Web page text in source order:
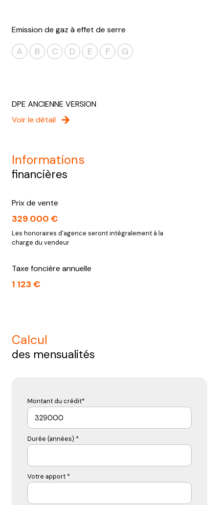
Emission de gaz à effet de serre
A B C D E F G
DPE ANCIENNE VERSION
Voir le détail
informations
financières
Prix de vente
329 000 €
Les honoraires d'agence seront intégralement à la
charge du vendeur
Taxe foncière annuelle
1 123 €
calcul
des mensualités
Montant du crédit*
Durée (années) *
Votre apport *